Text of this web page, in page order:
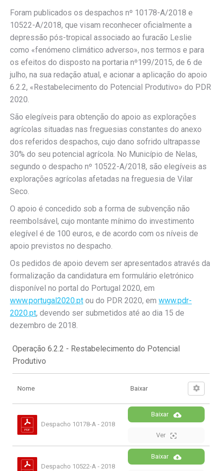
Foram publicados os despachos nº 10178-A/2018 e
10522-A/2018, que visam reconhecer oficialmente a
depressão pós-tropical associado ao furacão Leslie
como «fenómeno climático adverso», nos termos e para
os efeitos do disposto na portaria nº199/2015, de 6 de
julho, na sua redação atual, e acionar a aplicação do apoio
6.2.2, «Restabelecimento do Potencial Produtivo» do PDR
2020.
São elegíveis para obtenção do apoio as explorações
agrícolas situadas nas freguesias constantes do anexo
dos referidos despachos, cujo dano sofrido ultrapasse
30% do seu potencial agrícola. No Município de Nelas,
segundo o despacho nº 10522-A/2018, são elegíveis as
explorações agrícolas afetadas na freguesia de Vilar
Seco.
O apoio é concedido sob a forma de subvenção não
reembolsável, cujo montante mínimo do investimento
elegível é de 100 euros, e de acordo com os níveis de
apoio previstos no despacho.
Os pedidos de apoio devem ser apresentados através da
formalização da candidatura em formulário eletrónico
disponível no portal do Portugal 2020, em
www.portugal2020.pt ou do PDR 2020, em www.pdr-
2020.pt, devendo ser submetidos até ao dia 15 de
dezembro de 2018.
Operação 6.2.2 - Restabelecimento do Potencial
Produtivo
Nome Baixar
Despacho 10178-A - 2018
Baixar
Ver
Despacho 10522-A - 2018
Baixar